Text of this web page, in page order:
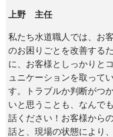
上野 主任
私たち水道職人では、お
のお困りごとを改善する
に、お客様としっかりと
ュニケーションを取って
す。トラブルか判断がつ
いと思うことも、なんで
話ください！お客様から
話と、現場の状態により